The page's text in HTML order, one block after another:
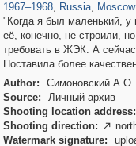
1967–1968, Russia, Moscow
"Когда я был маленький,
её, конечно, не строили,
требовать в ЖЭК. А
Поставила более
Author:
Симоновский А.О.
Source:
Личный архив
Shooting location address:
Shooting direction: 
Watermark signature: